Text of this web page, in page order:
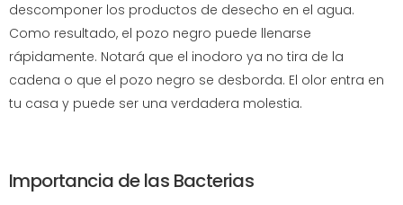
descomponer los productos de desecho en el agua.
Como resultado, el pozo negro puede llenarse
rápidamente. Notará que el inodoro ya no tira de la
cadena o que el pozo negro se desborda. El olor entra en
tu casa y puede ser una verdadera molestia.
Importancia de las Bacterias